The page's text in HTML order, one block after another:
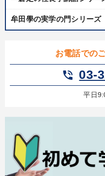
牟田學の実学の門シリーズ
お電話での
phone_in_talk 03-
平日